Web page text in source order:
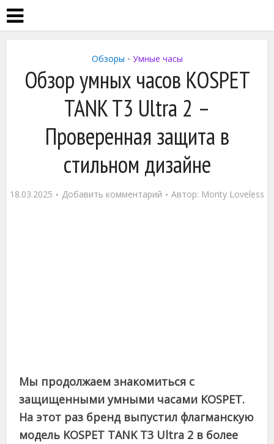
Обзоры • Умные часы
Обзор умных часов KOSPET
TANK T3 Ultra 2 –
Проверенная защита в
стильном дизайне
18.03.2025 Добавить комментарий Автор: Monty Loveless
Мы продолжаем знакомиться с
защищенными умными часами KOSPET.
На этот раз бренд выпустил флагманскую
модель KOSPET TANK T3 Ultra 2 в более